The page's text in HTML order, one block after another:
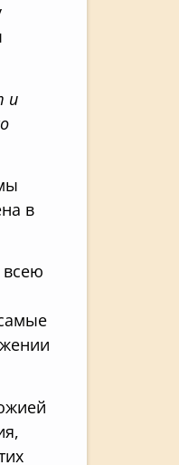
и
в
всею